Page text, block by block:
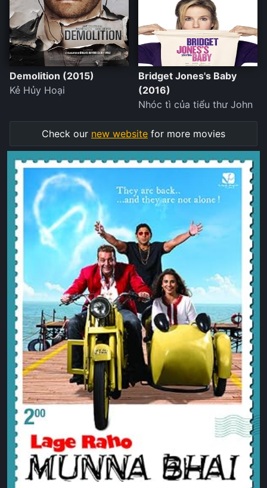
Demolition (2015)
Kẻ Hủy Hoại
Bridget Jones's Baby
(2016)
Nhóc tì của tiểu thư John
Check our new website for more movies